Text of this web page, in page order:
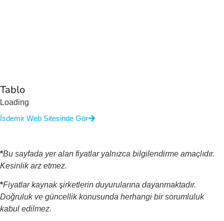
Tablo
Loading
İsdemir Web Sitesinde Gör
*Bu sayfada yer alan fiyatlar yalnızca bilgilendirme amaçlıdır.
Kesinlik arz etmez.
*Fiyatlar kaynak şirketlerin duyurularına dayanmaktadır.
Doğruluk ve güncellik konusunda herhangi bir sorumluluk
kabul edilmez.